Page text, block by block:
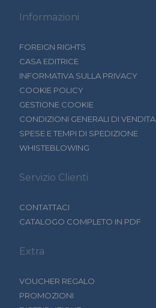
Informazioni
FOREIGN RIGHTS
CASA EDITRICE
INFORMATIVA SULLA PRIVACY
COOKIE POLICY
GESTIONE COOKIE
CONDIZIONI GENERALI DI VENDITA
SPESE E TEMPI DI SPEDIZIONE
WHISTEBLOWING
Servizio Clienti
CONTATTACI
CATALOGO COMPLETO IN PDF
Extra
VOUCHER REGALO
PROMOZIONI